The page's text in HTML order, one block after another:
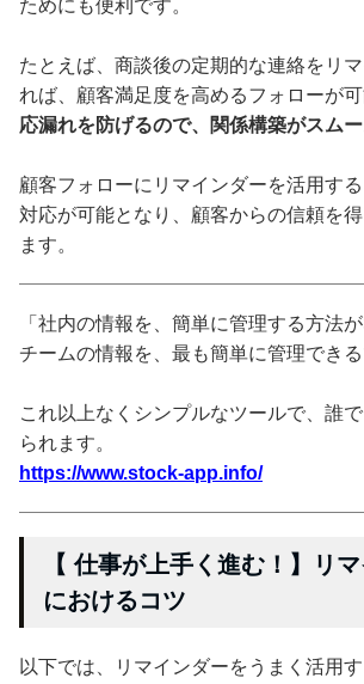
ためにも便利です。
たとえば、商談後の定期的な連絡をリ
れば、顧客満足度を高めるフォローが可
応漏れを防げるので、関係構築がスム
顧客フォローにリマインダーを活用す
対応が可能となり、顧客からの信頼を
ます。
「社内の情報を、簡単に管理する方法が
チームの情報を、最も簡単に管理できる
これ以上なくシンプルなツールで、誰
られます。
https://www.stock-app.info/
【 仕事が上手く進む！】リ
におけるコツ
以下では、リマインダーをうまく活用